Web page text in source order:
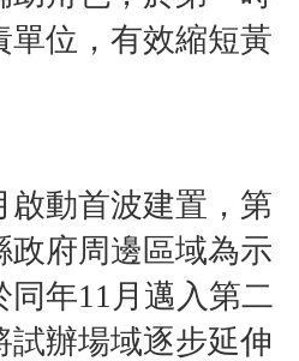
單位，有效縮短黃
啟動首波建置，第
政府周邊區域為示
同年11月邁入第二
試辦場域逐步延伸